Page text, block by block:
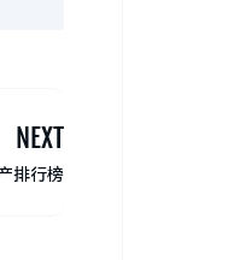
NEXT
排行榜